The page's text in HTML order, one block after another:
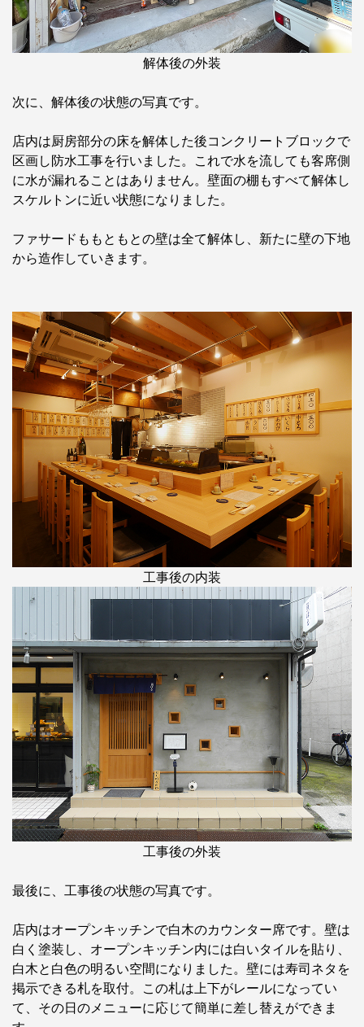
解体後の外装
次に、解体後の状態の写真です。
店内は厨房部分の床を解体した後コンクリートブロックで
区画し防水工事を行いました。これで水を流しても客席側
に水が漏れることはありません。壁面の棚もすべて解体し
スケルトンに近い状態になりました。
ファサードももともとの壁は全て解体し、新たに壁の下地
から造作していきます。
工事後の内装
工事後の外装
最後に、工事後の状態の写真です。
店内はオープンキッチンで白木のカウンター席です。壁は
白く塗装し、オープンキッチン内には白いタイルを貼り、
白木と白色の明るい空間になりました。壁には寿司ネタを
掲示できる札を取付。この札は上下がレールになってい
て、その日のメニューに応じて簡単に差し替えができま